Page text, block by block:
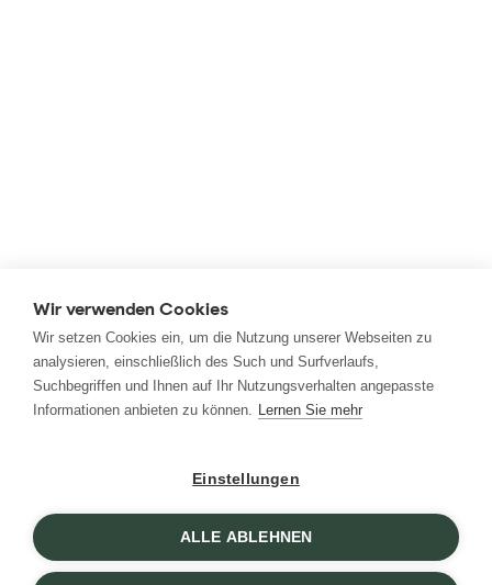
Wir verwenden Cookies
Wir setzen Cookies ein, um die Nutzung unserer Webseiten zu
analysieren, einschließlich des Such und Surfverlaufs,
Suchbegriffen und Ihnen auf Ihr Nutzungsverhalten angepasste
Informationen anbieten zu können. Lernen Sie mehr
Einstellungen
ALLE ABLEHNEN